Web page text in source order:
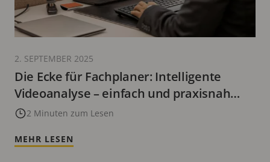
Die Ecke für Fachplaner: Intelligente
Videoanalyse – einfach und praxisnah
planen
2 Minuten zum Lesen
2. SEPTEMBER 2025
MEHR LESEN